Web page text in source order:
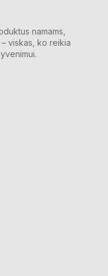
namams,
viskas, ko reikia